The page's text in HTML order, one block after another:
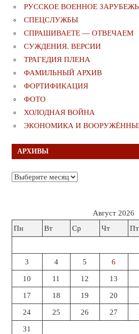
РУССКОЕ ВОЕННОЕ
СПЕЦСЛУЖБЫ
СПРАШИВАЕТЕ — ОТВЕЧАЕМ
СУЖДЕНИЯ. ВЕРСИИ
ТРАГЕДИЯ ПЛЕНА
ФАМИЛЬНЫЙ АРХИВ
ФОРТИФИКАЦИЯ
ФОТО
ХОЛОДНАЯ ВОЙНА
ЭКОНОМИКА И
АРХИВЫ
Архивы
Август 2026
Пн
Вт Ср Чт Пт
3 4 5 6
10 11 12 13
17 18 19 20
24 25 26 27
31